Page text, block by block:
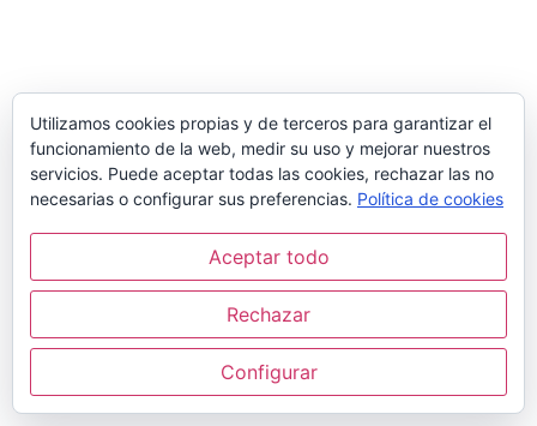
Utilizamos cookies propias y de terceros para garantizar el
funcionamiento de la web, medir su uso y mejorar nuestros
servicios. Puede aceptar todas las cookies, rechazar las no
necesarias o configurar sus preferencias. Política de cookies
Aceptar todo
Rechazar
Configurar